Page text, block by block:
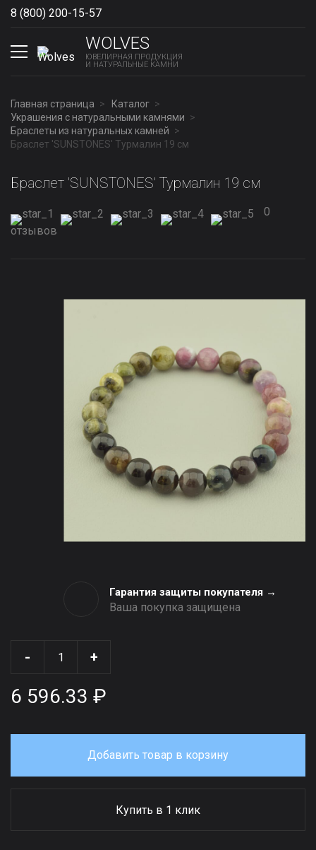
8 (800) 200-15-57
WOLVES
ЮВЕЛИРНАЯ ПРОДУКЦИЯ
И НАТУРАЛЬНЫЕ КАМНИ
Главная страница
Каталог
Украшения с натуральными камнями
Браслеты из натуральных камней
Браслет 'SUNSTONES' Турмалин 19 см
Браслет 'SUNSTONES' Турмалин 19 см
0
отзывов
Гарантия защиты покупателя →
Ваша покупка защищена
- +
6 596.33 ₽
Добавить товар в корзину
Купить в 1 клик